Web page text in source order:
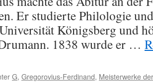
Er studierte Philologie
Königsberg und
1838 wurde er …
G, Gregorovius-Ferdinand, Meisterwerke